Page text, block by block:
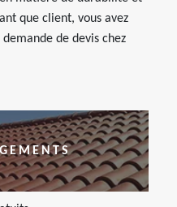
que client, vous avez
de devis chez